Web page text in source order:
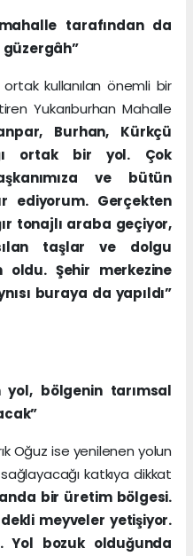
tarafından da
güzergâh”
kullanılan önemli bir
Yukarıburhan Mahalle
Burhan, Kürkçü
ortak bir yol. Çok
ve bütün
ediyorum. Gerçekten
tonajlı araba geçiyor,
taşlar ve dolgu
Şehir merkezine
buraya da yapıldı”
yol, bölgenin tarımsal
Oğuz ise yenilenen yolun
katkıya dikkat
bir üretim bölgesi.
meyveler yetişiyor.
Yol bozuk olduğunda